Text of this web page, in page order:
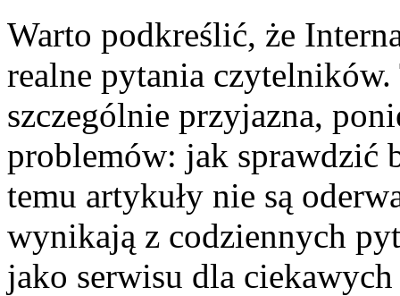
Warto podkreślić, że
realne pytania
szczególnie przyjazna,
problemów: jak sprawdzić
temu artykuły nie są
wynikają z codziennych
jako serwisu dla